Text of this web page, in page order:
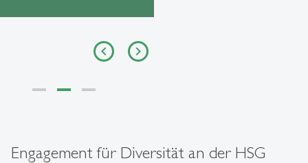
Engagement für Diversität an der HSG